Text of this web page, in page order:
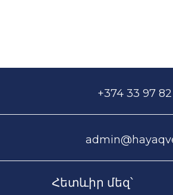
+374 33 97 82
Հետևիր մեզ՝